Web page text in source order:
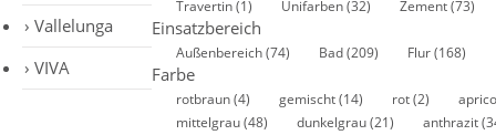
Vallelunga
VIVA
Travertin(1) Unifarben(32) Zement(73)
Einsatzbereich
Außenbereich(74) Bad(209) Flur(168)
Farbe
rotbraun(4) gemischt(14) rot(2)
mittelgrau(48) dunkelgrau(21) anthrazit